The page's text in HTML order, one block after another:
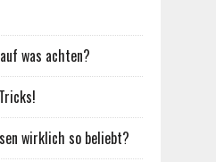
was achten?
wirklich so beliebt?